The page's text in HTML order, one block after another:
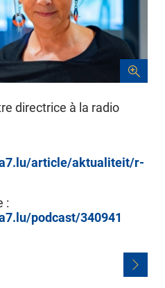
directrice à la radio
article/aktualiteit/r-
:
podcast/340941